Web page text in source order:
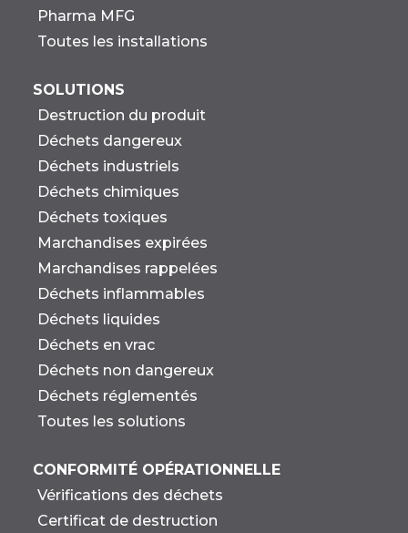
Pharma MFG
Toutes les installations
SOLUTIONS
Destruction du produit
Déchets dangereux
Déchets industriels
Déchets chimiques
Déchets toxiques
Marchandises expirées
Marchandises rappelées
Déchets inflammables
Déchets liquides
Déchets en vrac
Déchets non dangereux
Déchets réglementés
Toutes les solutions
CONFORMITÉ OPÉRATIONNELLE
Vérifications des déchets
Certificat de destruction